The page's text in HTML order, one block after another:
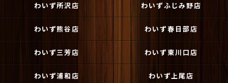
わいず所沢店 わいずふじみ野店
わいず熊谷店 わいず春日部店
わいず三芳店 わいず東川口店
わいず浦和店 わいず上尾店